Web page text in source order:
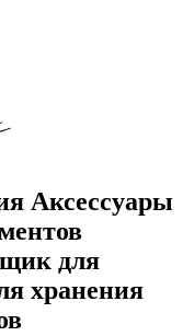
Аксессуары
для
хранения